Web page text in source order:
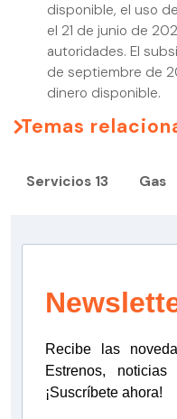
disponible, el uso
el 21 de junio de
autoridades. El
de septiembre de
dinero disponible.
Temas
Servicios 13 Gas
Recibe las
Estrenos,
¡Suscríbete ahora!